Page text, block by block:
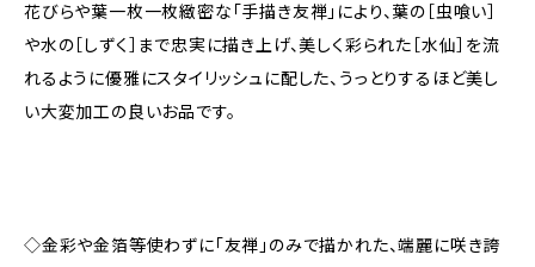
花びらや葉一枚一枚緻密な「手描き友禅」により、葉の［虫喰い］
や水の［しずく］まで忠実に描き上げ、美しく彩られた［水仙］を流
れるように優雅にスタイリッシュに配した、うっとりするほど美し
い大変加工の良いお品です。
◇金彩や金箔等使わずに「友禅」のみで描かれた、端麗に咲き誇